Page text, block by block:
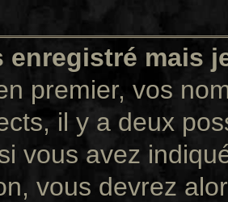
enregistré mais
premier, vos
il y a deux
vous avez
vous devrez